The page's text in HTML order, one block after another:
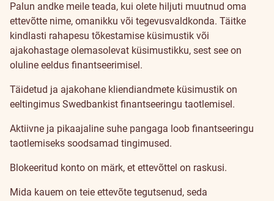
Palun andke meile teada, kui olete hiljuti muutnud oma
ettevõtte nime, omanikku või tegevusvaldkonda. Täitke
kindlasti rahapesu tõkestamise küsimustik või
ajakohastage olemasolevat küsimustikku, sest see on
oluline eeldus finantseerimisel.
Täidetud ja ajakohane kliendiandmete küsimustik on
eeltingimus Swedbankist finantseeringu taotlemisel.
Aktiivne ja pikaajaline suhe pangaga loob finantseeringu
taotlemiseks soodsamad tingimused.
Blokeeritud konto on märk, et ettevõttel on raskusi.
Mida kauem on teie ettevõte tegutsenud, seda